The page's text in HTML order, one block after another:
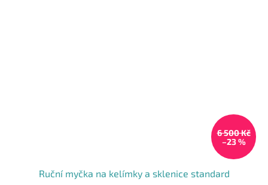
6 500 Kč
–23 %
Ruční myčka na kelímky a sklenice standard